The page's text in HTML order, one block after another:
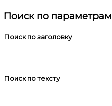
Поиск по параметрам
Поиск по заголовку
Поиск по тексту